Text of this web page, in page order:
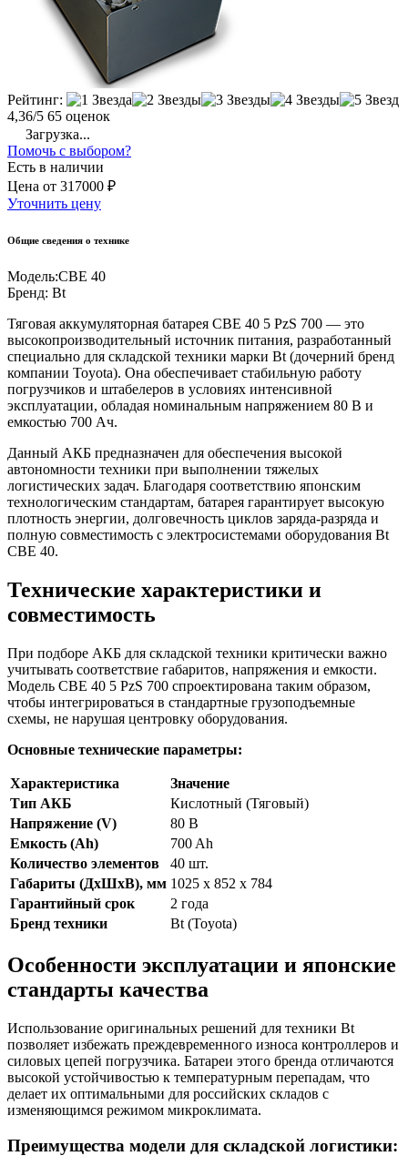
Рейтинг:
4,36/5 65 оценок
Загрузка...
Помочь с выбором?
Есть в наличии
Цена от 317000 ₽
Уточнить цену
Общие сведения о технике
Модель:CBE 40
Бренд: Bt
Тяговая аккумуляторная батарея CBE 40 5 PzS 700 — это
высокопроизводительный источник питания, разработанный
специально для складской техники марки Bt (дочерний бренд
компании Toyota). Она обеспечивает стабильную работу
погрузчиков и штабелеров в условиях интенсивной
эксплуатации, обладая номинальным напряжением 80 В и
емкостью 700 Ач.
Данный АКБ предназначен для обеспечения высокой
автономности техники при выполнении тяжелых
логистических задач. Благодаря соответствию японским
технологическим стандартам, батарея гарантирует высокую
плотность энергии, долговечность циклов заряда-разряда и
полную совместимость с электросистемами оборудования Bt
CBE 40.
Технические характеристики и
совместимость
При подборе АКБ для складской техники критически важно
учитывать соответствие габаритов, напряжения и емкости.
Модель CBE 40 5 PzS 700 спроектирована таким образом,
чтобы интегрироваться в стандартные грузоподъемные
схемы, не нарушая центровку оборудования.
Основные технические параметры:
Характеристика
Значение
Тип АКБ
Кислотный (Тяговый)
Напряжение (V)
80 В
Емкость (Ah)
700 Ah
Количество элементов
40 шт.
Габариты (ДхШхВ), мм 1025 x 852 x 784
Гарантийный срок
2 года
Бренд техники
Bt (Toyota)
Особенности эксплуатации и японские
стандарты качества
Использование оригинальных решений для техники Bt
позволяет избежать преждевременного износа контроллеров и
силовых цепей погрузчика. Батареи этого бренда отличаются
высокой устойчивостью к температурным перепадам, что
делает их оптимальными для российских складов с
изменяющимся режимом микроклимата.
Преимущества модели для складской логистики: